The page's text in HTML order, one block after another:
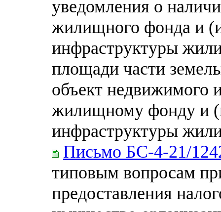
уведомления о
жилищного фонда и
инфраструктуры
площади части
объект недвижимого
жилищному фонду и
инфраструктуры
Письмо БС-4-21/
типовым вопросам
предоставления